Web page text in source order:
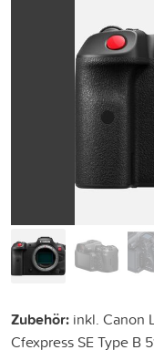
Zubehör: inkl. Canon
Cfexpress SE Type B